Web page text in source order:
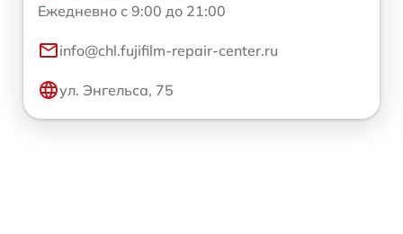
Ежедневно с 9:00 до 21:00
info@chl.fujifilm-repair-center.ru
ул. Энгельса, 75